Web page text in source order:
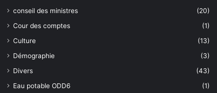
conseil des ministres
(20)
Cour des comptes
(1)
Culture
(13)
Démographie
(3)
Divers
(43)
Eau potable ODD6
(1)